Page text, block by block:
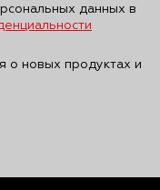
данных в
о новых продуктах и